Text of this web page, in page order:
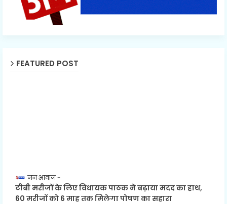
FEATURED POST
जन आवाज
टीबी मरीजों के लिए विधायक पाठक ने बढ़ाया मदद का हाथ,
60 मरीजों को 6 माह तक मिलेगा पोषण का सहारा